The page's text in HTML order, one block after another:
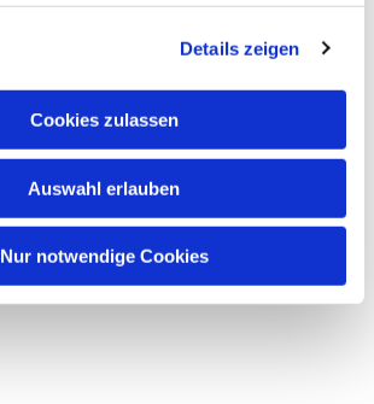
Details zeigen
Cookies zulassen
Auswahl erlauben
Nur notwendige Cookies